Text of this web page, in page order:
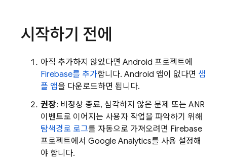
시작하기 전에
아직 추가하지 않았다면 Android 프로젝트에
Firebase를 추가합니다. Android 앱이 없다면 샘
플 앱을 다운로드하면 됩니다.
권장: 비정상 종료, 심각하지 않은 문제 또는 ANR
이벤트로 이어지는 사용자 작업을 파악하기 위해
탐색경로 로그를 자동으로 가져오려면 Firebase
프로젝트에서 Google Analytics를 사용 설정해
야 합니다.